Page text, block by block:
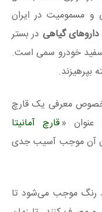
و مسمومیت در ایران
داروهای گیاهی در بستر
های سفید خودرو سمی است.
بپرهیزند.
معرفی یک قارچ
عنوان «قارچ آمانیتا
آن موجب آسیب جدی
رنگ موجب می‌شود تا